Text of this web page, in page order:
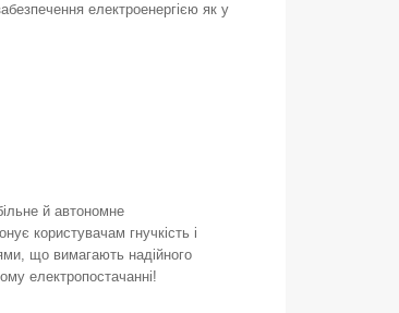
електроенергією як у
й автономне
користувачам гнучкість і
що вимагають надійного
електропостачанні!